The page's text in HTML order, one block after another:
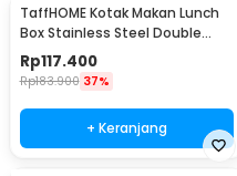
TaffHOME Kotak Makan Lunch
Box Stainless Steel Double
Layer 1.4L Grid 4 - J274
Rp117.400
Rp183.900 37%
+ Keranjang